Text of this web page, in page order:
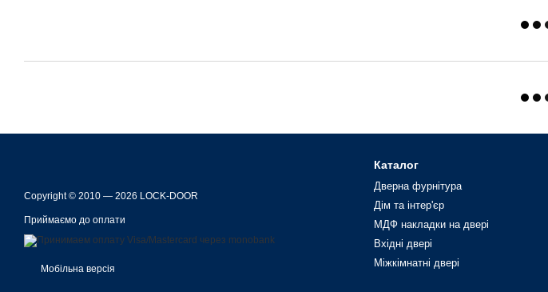
Copyright © 2010 — 2026 LOCK-DOOR
Приймаємо до оплати
Мобільна версія
Каталог
Дверна фурнітура
Дім та інтер'єр
МДФ накладки на двері
Вхідні двері
Міжкімнатні двері